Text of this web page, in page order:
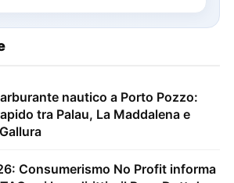
nautico a Porto Pozzo:
tra Palau, La Maddalena e
Consumerismo No Profit informa